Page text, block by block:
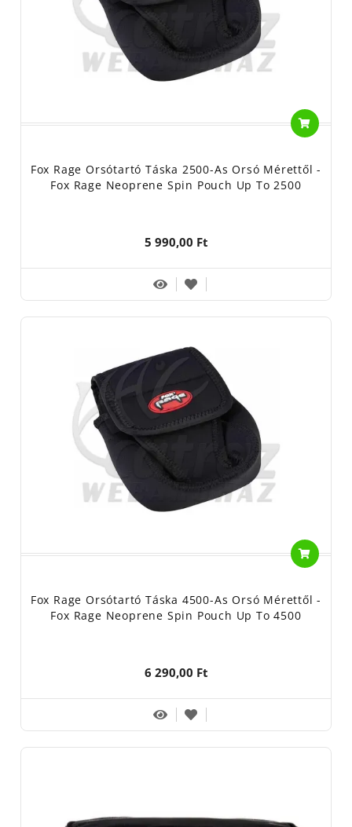
Fox Rage Orsótartó Táska 2500-As Orsó Mérettől -
Fox Rage Neoprene Spin Pouch Up To 2500
5 990,00 Ft
Fox Rage Orsótartó Táska 4500-As Orsó Mérettől -
Fox Rage Neoprene Spin Pouch Up To 4500
6 290,00 Ft